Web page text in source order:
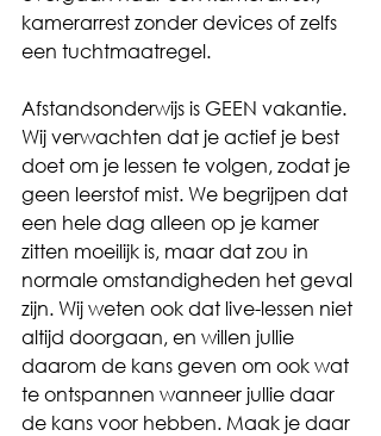
kamerarrest zonder devices of zelfs
een tuchtmaatregel.
Afstandsonderwijs is GEEN vakantie.
Wij verwachten dat je actief je best
doet om je lessen te volgen, zodat je
geen leerstof mist. We begrijpen dat
een hele dag alleen op je kamer
zitten moeilijk is, maar dat zou in
normale omstandigheden het geval
zijn. Wij weten ook dat live-lessen niet
altijd doorgaan, en willen jullie
daarom de kans geven om ook wat
te ontspannen wanneer jullie daar
de kans voor hebben. Maak je daar